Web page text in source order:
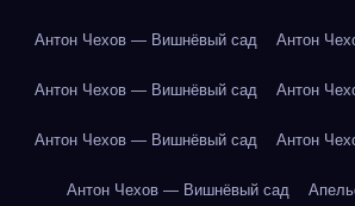
Антон Чехов — Вишнёвый сад Антон
Антон Чехов — Вишнёвый сад Антон
Антон Чехов — Вишнёвый сад Антон
Антон Чехов — Вишнёвый сад